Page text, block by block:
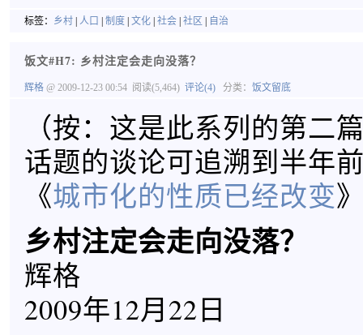
标签： 乡村 人口 制度 文化 社会 社区 自治
饭文#H7: 乡村注定会走向没落？
辉格 @ 2009-12-23 00:54 阅读(5,464) 评论(4) 分类： 饭文留底
（按：这是此系列的第二
话题的谈论可追溯到半年
《城市化的性质已经改变
乡村注定会走向没落？
辉格
2009年12月22日